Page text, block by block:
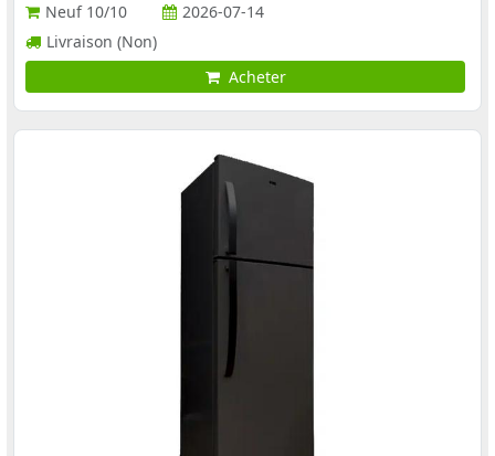
Neuf 10/10
2026-07-14
Livraison (Non)
Acheter